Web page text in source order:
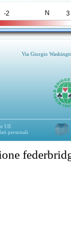
-2 N 3
Via Giorgio
UE
personali